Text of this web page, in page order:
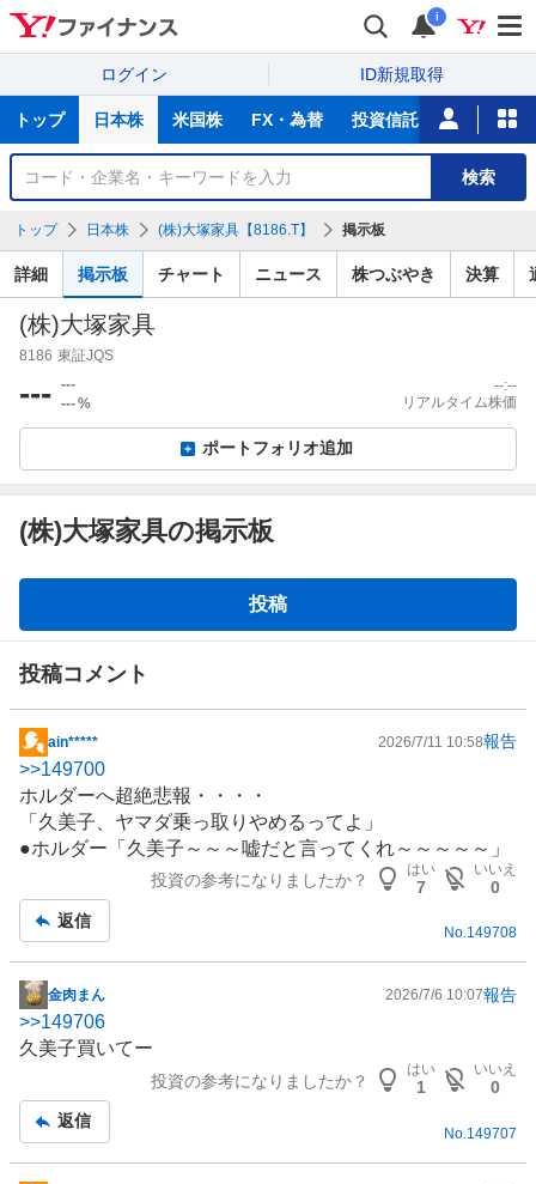
i
ログイン ID新規取得
サ
トップ 日本株 米国株 FX・為替 投資信託 ニュース
銘
検
索
検索
トップ 日本株 (株)大塚家具【8186.T】 掲示板
詳細 掲示板 チャート ニュース 株つぶやき 決算
(株)大塚家具
8186 東証JQS
--- ---
---%
--:--
リアルタイム株価
ポートフォリオ追加
(株)大塚家具の掲示板
板
投稿
投稿コメント
掲
示
板
事
ain***** 2026/7/11 10:58報告
>>149700
ホルダーへ超絶悲報・・・・
「久美子、ヤマダ乗っ取りやめるってよ」
●ホルダー「久美子～～～嘘だと言ってくれ～～～～～」
投資の参考になりましたか？
はい
7
いいえ
0
返信
No.149708
掲
示
板
金肉まん 2026/7/6 10:07報告
>>149706
久美子買いてー
投資の参考になりましたか？
はい
1
いいえ
0
返信
No. 149707